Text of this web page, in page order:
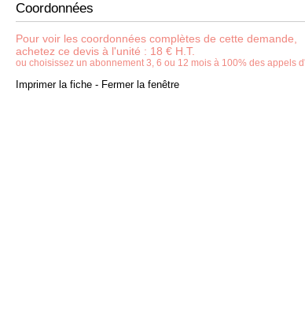
Coordonnées
Pour voir les coordonnées complètes de cette demande,
achetez ce devis à l'unité : 18 € H.T.
ou choisissez un abonnement 3, 6 ou 12 mois à 100% des appels
Imprimer la fiche - Fermer la fenêtre